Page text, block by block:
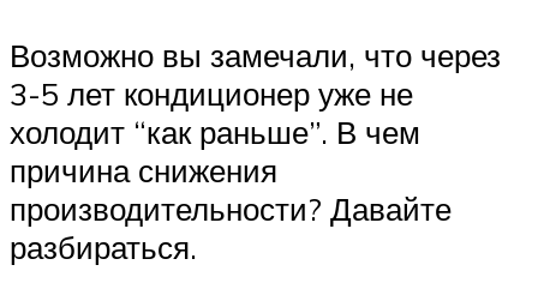
Возможно вы замечали, что через
3-5 лет кондиционер уже не
холодит “как раньше”. В чем
причина снижения
производительности? Давайте
разбираться.